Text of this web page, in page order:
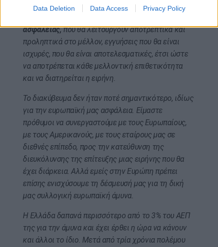
Data Deletion Data Access Privacy Policy
να συγχέεται με μια διαρκή ειρήνη.
Χρειαζόμαστε
ασφαλείας,που θα λειτουργούν αποτρεπτικά και
προληπτικά στο μέλλον, εγγυήσεις που θα είναι
ισχυρές, που θα είναι αποτελεσματικές, έτσι ώστε
να αποτρέπεται κάθε μελλοντική επιθετικότητα
και να διατηρείται η ειρήνη.
Το διακύβευμα δεν ήταν ποτέ σημαντικότερο, ιδίως
για την ευρωπαϊκή μας ασφάλεια. Είμαστε
πρόθυμοι να συνεργαστούμε με τους Ευρωπαίους,
με τους Αμερικανούς, με τους εταίρους μας σε
διεθνές επίπεδο, προς την κατεύθυνση της
διευκόλυνσης της επίτευξης μιας ειρήνης που θα
έχει διάρκεια. Αλλά εμείς στην Ευρώπη πρέπει
επίσης ενισχύσουμε τη δέσμευσή μας για τη δική
μας συλλογική ευρωπαϊκή άμυνα.
Η Ελλάδα δαπανά περισσότερο από το 3% του ΑΕΠ
της για την άμυνα και έχει έρθει η ώρα να κάνουν
και άλλοι το ίδιο. Μετά από τρία χρόνια πολέμου